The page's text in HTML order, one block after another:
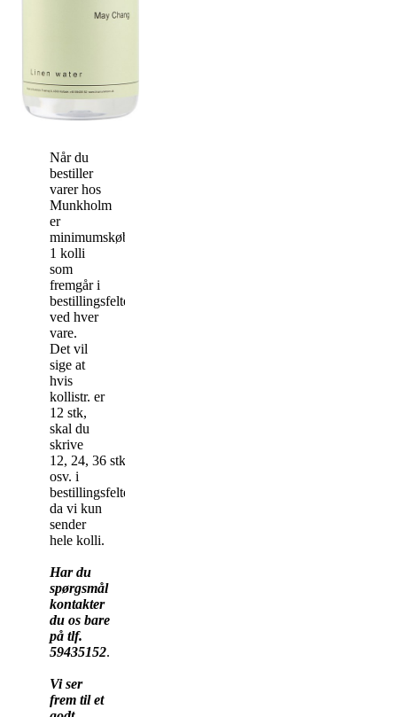
Når du
bestiller
varer hos
Munkholm
er
minimumskøbet
1 kolli
som
fremgår i
bestillingsfeltet
ved hver
vare.
Det vil
sige at
hvis
kollistr. er
12 stk,
skal du
skrive
12, 24, 36 stk
osv. i
bestillingsfeltet,
da vi kun
sender
hele kolli.
Har du
spørgsmål
kontakter
du os bare
på tlf.
59435152.
Vi ser
frem til et